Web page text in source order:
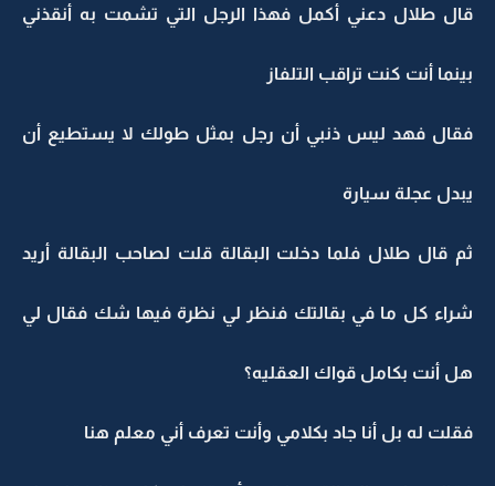
قال طلال دعني أكمل فهذا الرجل التي تشمت به أنقذني
بينما أنت كنت تراقب التلفاز
فقال فهد ليس ذنبي أن رجل بمثل طولك لا يستطيع أن
يبدل عجلة سيارة
ثم قال طلال فلما دخلت البقالة قلت لصاحب البقالة أريد
شراء كل ما في بقالتك فنظر لي نظرة فيها شك فقال لي
هل أنت بكامل قواك العقليه؟
فقلت له بل أنا جاد بكلامي وأنت تعرف أني معلم هنا